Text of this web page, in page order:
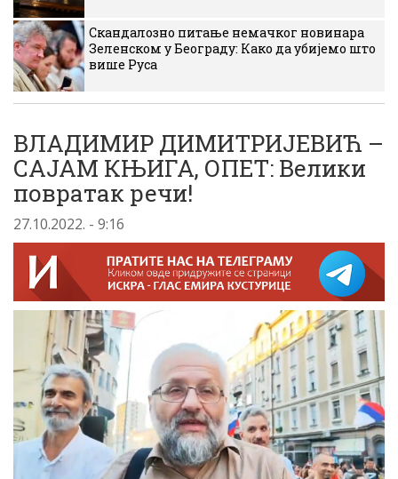
Скандалозно питање немачког новинара
Зеленском у Београду: Како да убијемо што
више Руса
ВЛАДИМИР ДИМИТРИЈЕВИЋ –
САЈАМ КЊИГА, ОПЕТ: Велики
повратак речи!
27.10.2022. - 9:16